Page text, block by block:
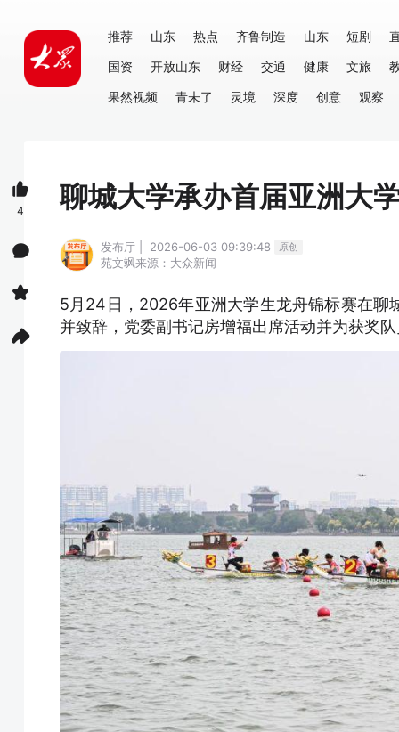
推荐 山东 热点 齐鲁制造 山东 短剧
国资
开放山东 财经 交通 健康 文旅
果然视频
青未了 灵境 深度 创意 观察
聊城大学承办首届亚洲大
发布厅 | 2026-06-03 09:39:48 原创
苑文飒来源：大众新闻
5月24日，2026年亚洲大学生龙舟锦标赛在聊
并致辞，党委副书记房增福出席活动并为获奖
4